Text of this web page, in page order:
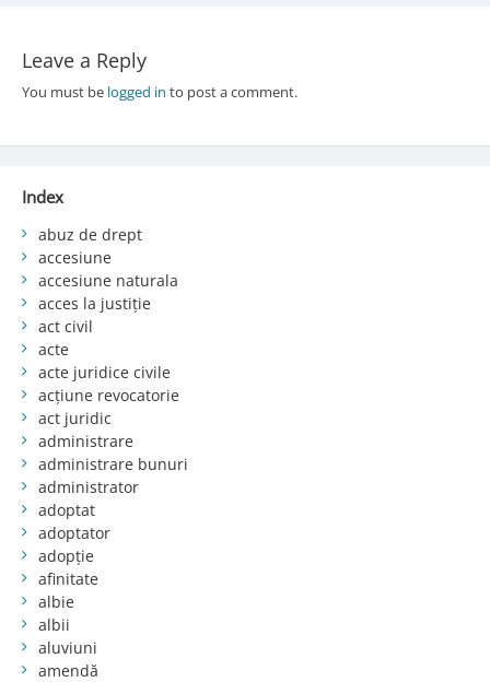
Leave a Reply
You must be logged in to post a comment.
Index
abuz de drept
accesiune
accesiune naturala
acces la justiție
act civil
acte
acte juridice civile
acțiune revocatorie
act juridic
administrare
administrare bunuri
administrator
adoptat
adoptator
adopție
afinitate
albie
albii
aluviuni
amendă